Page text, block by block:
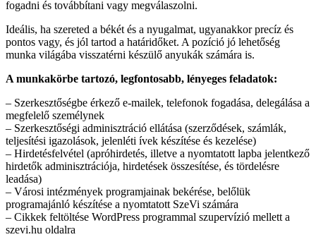
fogadni és továbbítani vagy megválaszolni.
Ideális, ha szereted a békét és a nyugalmat, ugyanakkor precíz és
pontos vagy, és jól tartod a határidőket. A pozíció jó lehetőség
munka világába visszatérni készülő anyukák számára is.
A munkakörbe tartozó, legfontosabb, lényeges feladatok:
– Szerkesztőségbe érkező e-mailek, telefonok fogadása, delegálása a
megfelelő személynek
– Szerkesztőségi adminisztráció ellátása (szerződések, számlák,
teljesítési igazolások, jelenléti ívek készítése és kezelése)
– Hirdetésfelvétel (apróhirdetés, illetve a nyomtatott lapba jelentkező
hirdetők adminisztrációja, hirdetések összesítése, és tördelésre
leadása)
– Városi intézmények programjainak bekérése, belőlük
programajánló készítése a nyomtatott SzeVi számára
– Cikkek feltöltése WordPress programmal szupervízió mellett a
szevi.hu oldalra